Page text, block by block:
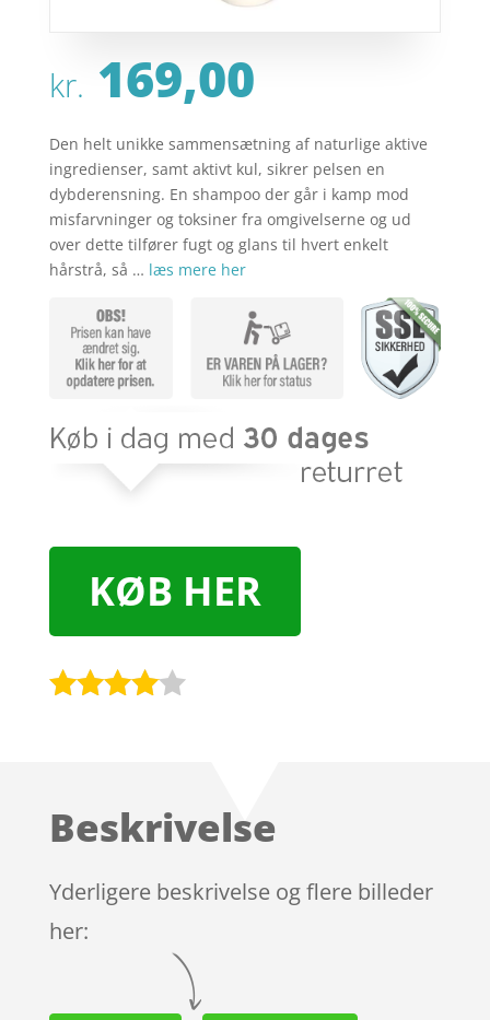
kr. 169,00
Den helt unikke sammensætning af naturlige aktive
ingredienser, samt aktivt kul, sikrer pelsen en
dybderensning. En shampoo der går i kamp mod
misfarvninger og toksiner fra omgivelserne og ud
over dette tilfører fugt og glans til hvert enkelt
hårstrå, så … læs mere her
KØB HER
på
ømmels
er
Beskrivelse
Yderligere beskrivelse og flere billeder
her: